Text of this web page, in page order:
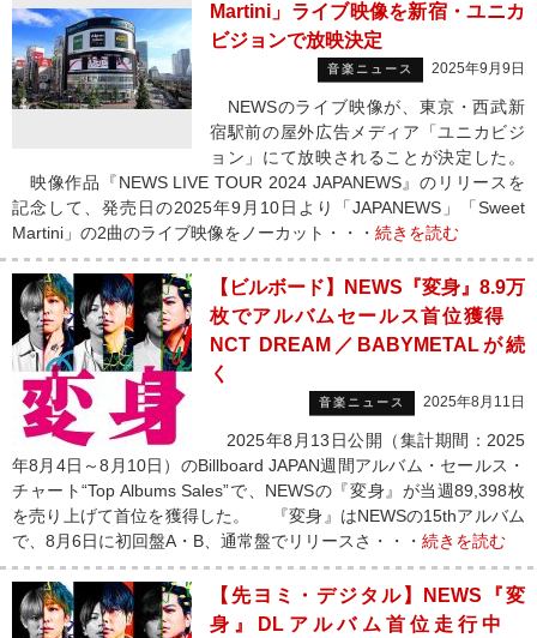
Martini」ライブ映像を新宿・ユニカ
ビジョンで放映決定
音楽ニュース 2025年9月9日
NEWSのライブ映像が、東京・西武新
宿駅前の屋外広告メディア「ユニカビジ
ョン」にて放映されることが決定した。
映像作品『NEWS LIVE TOUR 2024 JAPANEWS』のリリースを
記念して、発売日の2025年9月10日より「JAPANEWS」「Sweet
Martini」の2曲のライブ映像をノーカット・・・ 続きを読む
【ビルボード】NEWS『変身』8.9万
枚でアルバムセールス首位獲得
NCT DREAM／BABYMETALが続
く
音楽ニュース 2025年8月11日
2025年8月13日公開（集計期間：2025
年8月4日～8月10日）のBillboard JAPAN週間アルバム・セールス・
チャート“Top Albums Sales”で、NEWSの『変身』が当週89,398枚
を売り上げて首位を獲得した。 『変身』はNEWSの15thアルバム
で、8月6日に初回盤A・B、通常盤でリリースさ・・・ 続きを読む
【先ヨミ・デジタル】NEWS『変
身』DLアルバム首位走行中